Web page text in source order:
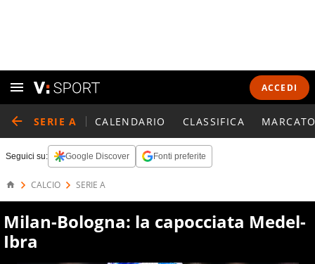
ACCEDI
SERIE A CALENDARIO CLASSIFICA
Seguici su: Google Discover Fonti preferite
CALCIO SERIE A
Milan-Bologna: la capocciata Medel-
Ibra